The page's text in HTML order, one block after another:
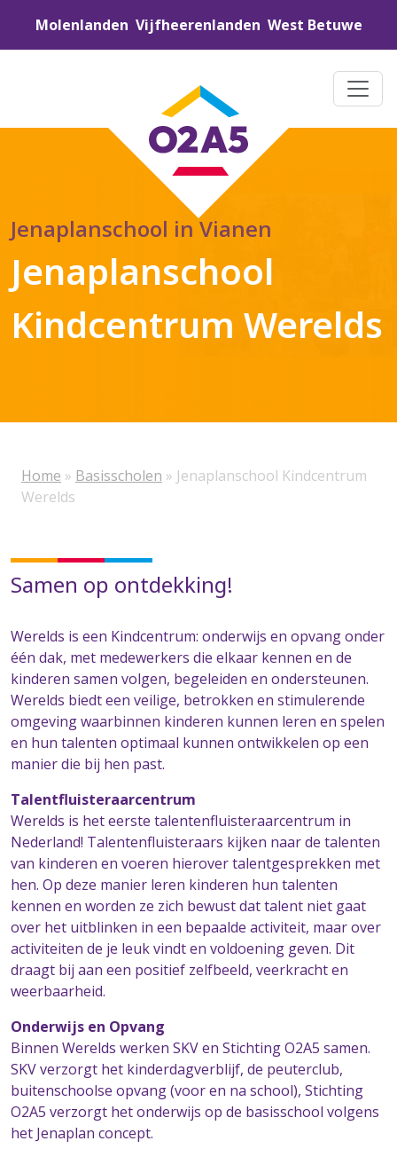
Molenlanden Vijfheerenlanden West Betuwe
Jenaplanschool in Vianen
Jenaplanschool
Kindcentrum Werelds
Home » Basisscholen » Jenaplanschool Kindcentrum
Werelds
Samen op ontdekking!
Werelds is een Kindcentrum: onderwijs en opvang onder
één dak, met medewerkers die elkaar kennen en de
kinderen samen volgen, begeleiden en ondersteunen.
Werelds biedt een veilige, betrokken en stimulerende
omgeving waarbinnen kinderen kunnen leren en spelen
en hun talenten optimaal kunnen ontwikkelen op een
manier die bij hen past.
Talentfluisteraarcentrum
Werelds is het eerste talentenfluisteraarcentrum in
Nederland! Talentenfluisteraars kijken naar de talenten
van kinderen en voeren hierover talentgesprekken met
hen. Op deze manier leren kinderen hun talenten
kennen en worden ze zich bewust dat talent niet gaat
over het uitblinken in een bepaalde activiteit, maar over
activiteiten de je leuk vindt en voldoening geven. Dit
draagt bij aan een positief zelfbeeld, veerkracht en
weerbaarheid.
Onderwijs en Opvang
Binnen Werelds werken SKV en Stichting O2A5 samen.
SKV verzorgt het kinderdagverblijf, de peuterclub,
buitenschoolse opvang (voor en na school), Stichting
O2A5 verzorgt het onderwijs op de basisschool volgens
het Jenaplan concept.